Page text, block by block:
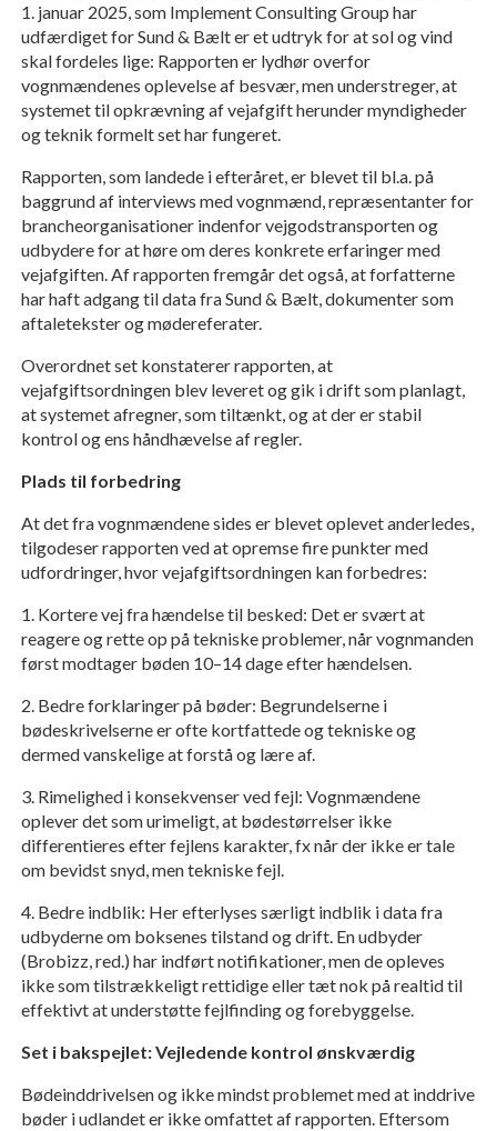
1. januar 2025, som Implement Consulting Group har
udfærdiget for Sund & Bælt er et udtryk for at sol og vind
skal fordeles lige: Rapporten er lydhør overfor
vognmændenes oplevelse af besvær, men understreger, at
systemet til opkrævning af vejafgift herunder myndigheder
og teknik formelt set har fungeret.
Rapporten, som landede i efteråret, er blevet til bl.a. på
baggrund af interviews med vognmænd, repræsentanter for
brancheorganisationer indenfor vejgodstransporten og
udbydere for at høre om deres konkrete erfaringer med
vejafgiften. Af rapporten fremgår det også, at forfatterne
har haft adgang til data fra Sund & Bælt, dokumenter som
aftaletekster og mødereferater.
Overordnet set konstaterer rapporten, at
vejafgiftsordningen blev leveret og gik i drift som planlagt,
at systemet afregner, som tiltænkt, og at der er stabil
kontrol og ens håndhævelse af regler.
Plads til forbedring
At det fra vognmændene sides er blevet oplevet anderledes,
tilgodeser rapporten ved at opremse fire punkter med
udfordringer, hvor vejafgiftsordningen kan forbedres:
1. Kortere vej fra hændelse til besked: Det er svært at
reagere og rette op på tekniske problemer, når vognmanden
først modtager bøden 10–14 dage efter hændelsen.
2. Bedre forklaringer på bøder: Begrundelserne i
bødeskrivelserne er ofte kortfattede og tekniske og
dermed vanskelige at forstå og lære af.
3. Rimelighed i konsekvenser ved fejl: Vognmændene
oplever det som urimeligt, at bødestørrelser ikke
differentieres efter fejlens karakter, fx når der ikke er tale
om bevidst snyd, men tekniske fejl.
4. Bedre indblik: Her efterlyses særligt indblik i data fra
udbyderne om boksenes tilstand og drift. En udbyder
(Brobizz, red.) har indført notifikationer, men de opleves
ikke som tilstrækkeligt rettidige eller tæt nok på realtid til
effektivt at understøtte fejlfinding og forebyggelse.
Set i bakspejlet: Vejledende kontrol ønskværdig
Bødeinddrivelsen og ikke mindst problemet med at inddrive
bøder i udlandet er ikke omfattet af rapporten. Eftersom